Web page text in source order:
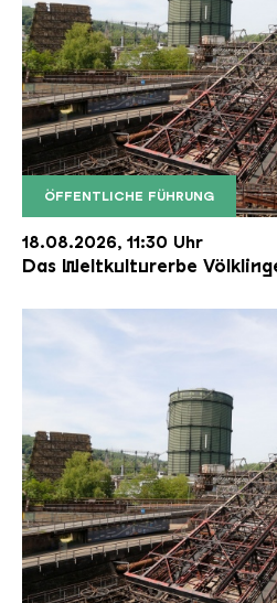
ÖFFENTLICHE FÜHRUNG
Der Erzschrägaufzug der
Copyright: Weltkulturerbe
18.08.2026, 11:30 Uhr
Das Weltkulturerbe